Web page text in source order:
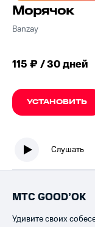
Морячок
Banzay
115 ₽ / 30 дней
УСТАНОВИТЬ
Слушать
МТС GOOD’OK
Удивите своих